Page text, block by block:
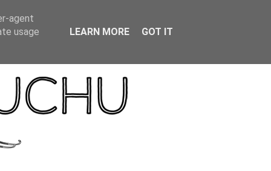
agent
usage
LEARN MORE GOT IT